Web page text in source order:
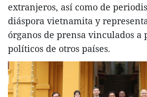
extranjeros, así como de
diáspora vietnamita y
órganos de prensa vinculados a
políticos de otros países.